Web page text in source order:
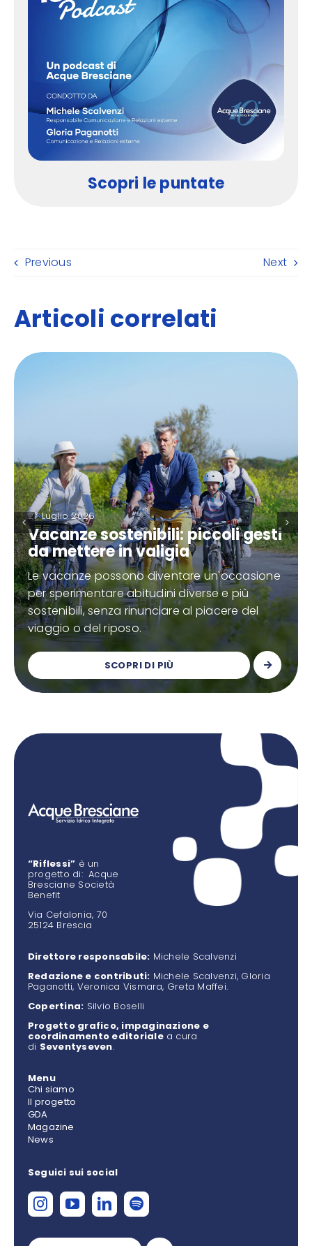
Scopri le puntate
Previous Next
Articoli correlati
27 Luglio 2026
Vacanze sostenibili: piccoli gesti
da mettere in valigia
Le vacanze possono diventare un'occasione
per sperimentare abitudini diverse e più
sostenibili, senza rinunciare al piacere del
viaggio o del riposo.
SCOPRI DI PIÙ
“Riflessi” è un
progetto di: Acque
Bresciane Società
Benefit
Via Cefalonia, 70
25124 Brescia
Direttore responsabile: Michele Scalvenzi
Redazione e contributi: Michele Scalvenzi, Gloria
Paganotti, Veronica Vismara, Greta Maffei.
Copertina: Silvio Boselli
Progetto grafico, impaginazione e
coordinamento editorialea cura
di Seventyseven.
Menu
Chi siamo
Il progetto
GDA
Magazine
News
Seguici sui social